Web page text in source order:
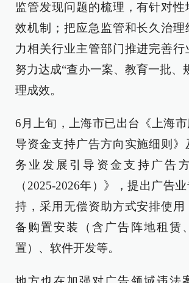
监管发现问题的梳理，有针对性
效机制；把应急监管和长久治理
力相关行业主管部门推进完善行
努力达成“查办一案、教育一批、
理成效。
6月上旬，上海市已出台《上海市
导资金支持广告方向实施细则》
务业发展引导资金支持广告
（2025-2026年）》，提出广告
持，采用无偿资助方式安排使用
备购置安装（含广告阵地租赁
置）、软件开发等。